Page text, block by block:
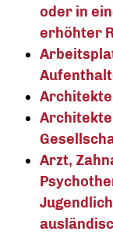
oder in
erhöhter
Arzt,